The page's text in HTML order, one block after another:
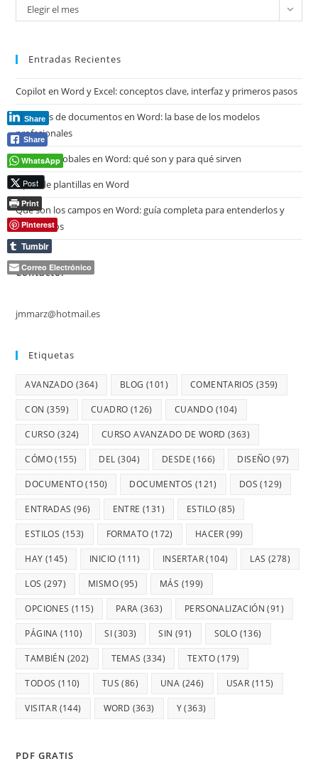
Mira
mis
Elegir el mes
Entradas Recientes
Copilot en Word y Excel: conceptos clave, interfaz y primeros pasos
Plantillas de documentos en Word: la base de los modelos
profesionales
Plantillas globales en Word: qué son y para qué sirven
Tipos de plantillas en Word
Qué son los campos en Word: guía completa para entenderlos y
dominarlos
Contacto:
jmmarz@hotmail.es
Etiquetas
AVANZADO (364) BLOG (101) COMENTARIOS (359)
CON (359) CUADRO (126) CUANDO (104)
CURSO (324) CURSO AVANZADO DE WORD (363)
CÓMO(155) DEL (304) DESDE (166) DISEÑO (97)
DOCUMENTO(150) DOCUMENTOS (121) DOS (129)
ENTRADAS (96) ENTRE (131) ESTILO (85)
ESTILOS (153) FORMATO (172) HACER (99)
HAY (145) INICIO (111) INSERTAR(104) LAS (278)
LOS (297) MISMO(95) MÁS (199)
OPCIONES (115) PARA (363) PERSONALIZACIÓN (91)
PÁGINA (110) SI(303) SIN (91) SOLO (136)
TAMBIÉN (202) TEMAS (334) TEXTO(179)
TODOS (110) TUS (86) UNA (246) USAR (115)
VISITAR (144) WORD (363) Y(363)
PDF GRATIS
Share
Share
WhatsApp
Post
Print
Pinterest
Tumblr
Correo Electrónico